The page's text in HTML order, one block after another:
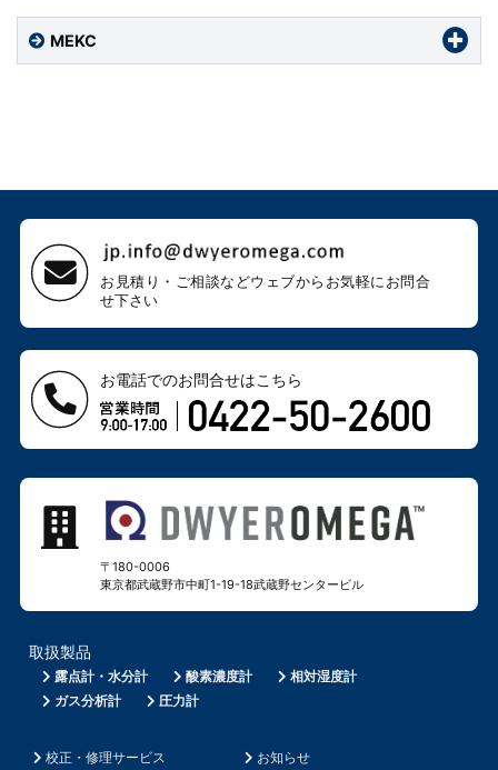
MEKC
お見積り・ご相談などウェブから お気軽にお問合
せ下さい
お電話でのお問合せはこちら
〒180-0006
東京都武蔵野市中町1-19-18武蔵野センタービル
取扱製品
露点計・水分計 酸素濃度計
相対湿度計
ガス分析計
圧力計
校正・修理サービス お知らせ